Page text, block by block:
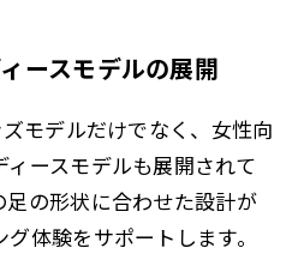
ースモデルの展開
モデルだけでなく、女性向
ースモデルも展開されて
の形状に合わせた設計が
体験をサポートします。